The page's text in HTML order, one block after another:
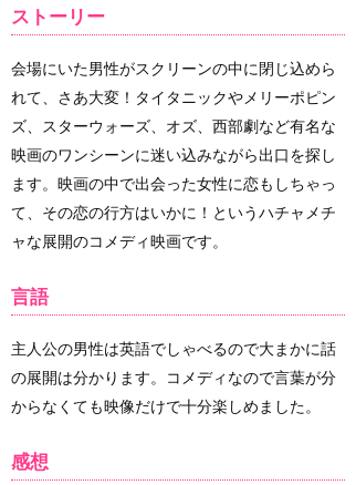
ストーリー
会場にいた男性がスクリーンの中に閉じ込めら
れて、さあ大変！タイタニックやメリーポピン
ズ、スターウォーズ、オズ、西部劇など有名な
映画のワンシーンに迷い込みながら出口を探し
ます。映画の中で出会った女性に恋もしちゃっ
て、その恋の行方はいかに！というハチャメチ
ャな展開のコメディ映画です。
言語
主人公の男性は英語でしゃべるので大まかに話
の展開は分かります。コメディなので言葉が分
からなくても映像だけで十分楽しめました。
感想